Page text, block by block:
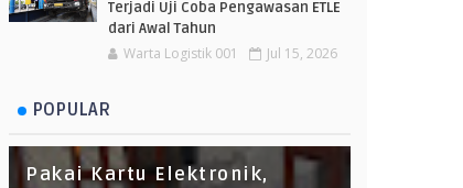
Terjadi Uji Coba Pengawasan ETLE
dari Awal Tahun
Warta Logistik 001 Jul 15, 2026
POPULAR
Pakai Kartu Elektronik,